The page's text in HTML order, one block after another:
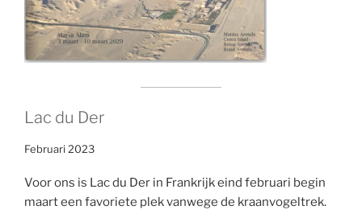
Lac du Der
Februari 2023
Voor ons is Lac du Der in Frankrijk eind februari begin
maart een favoriete plek vanwege de kraanvogeltrek.